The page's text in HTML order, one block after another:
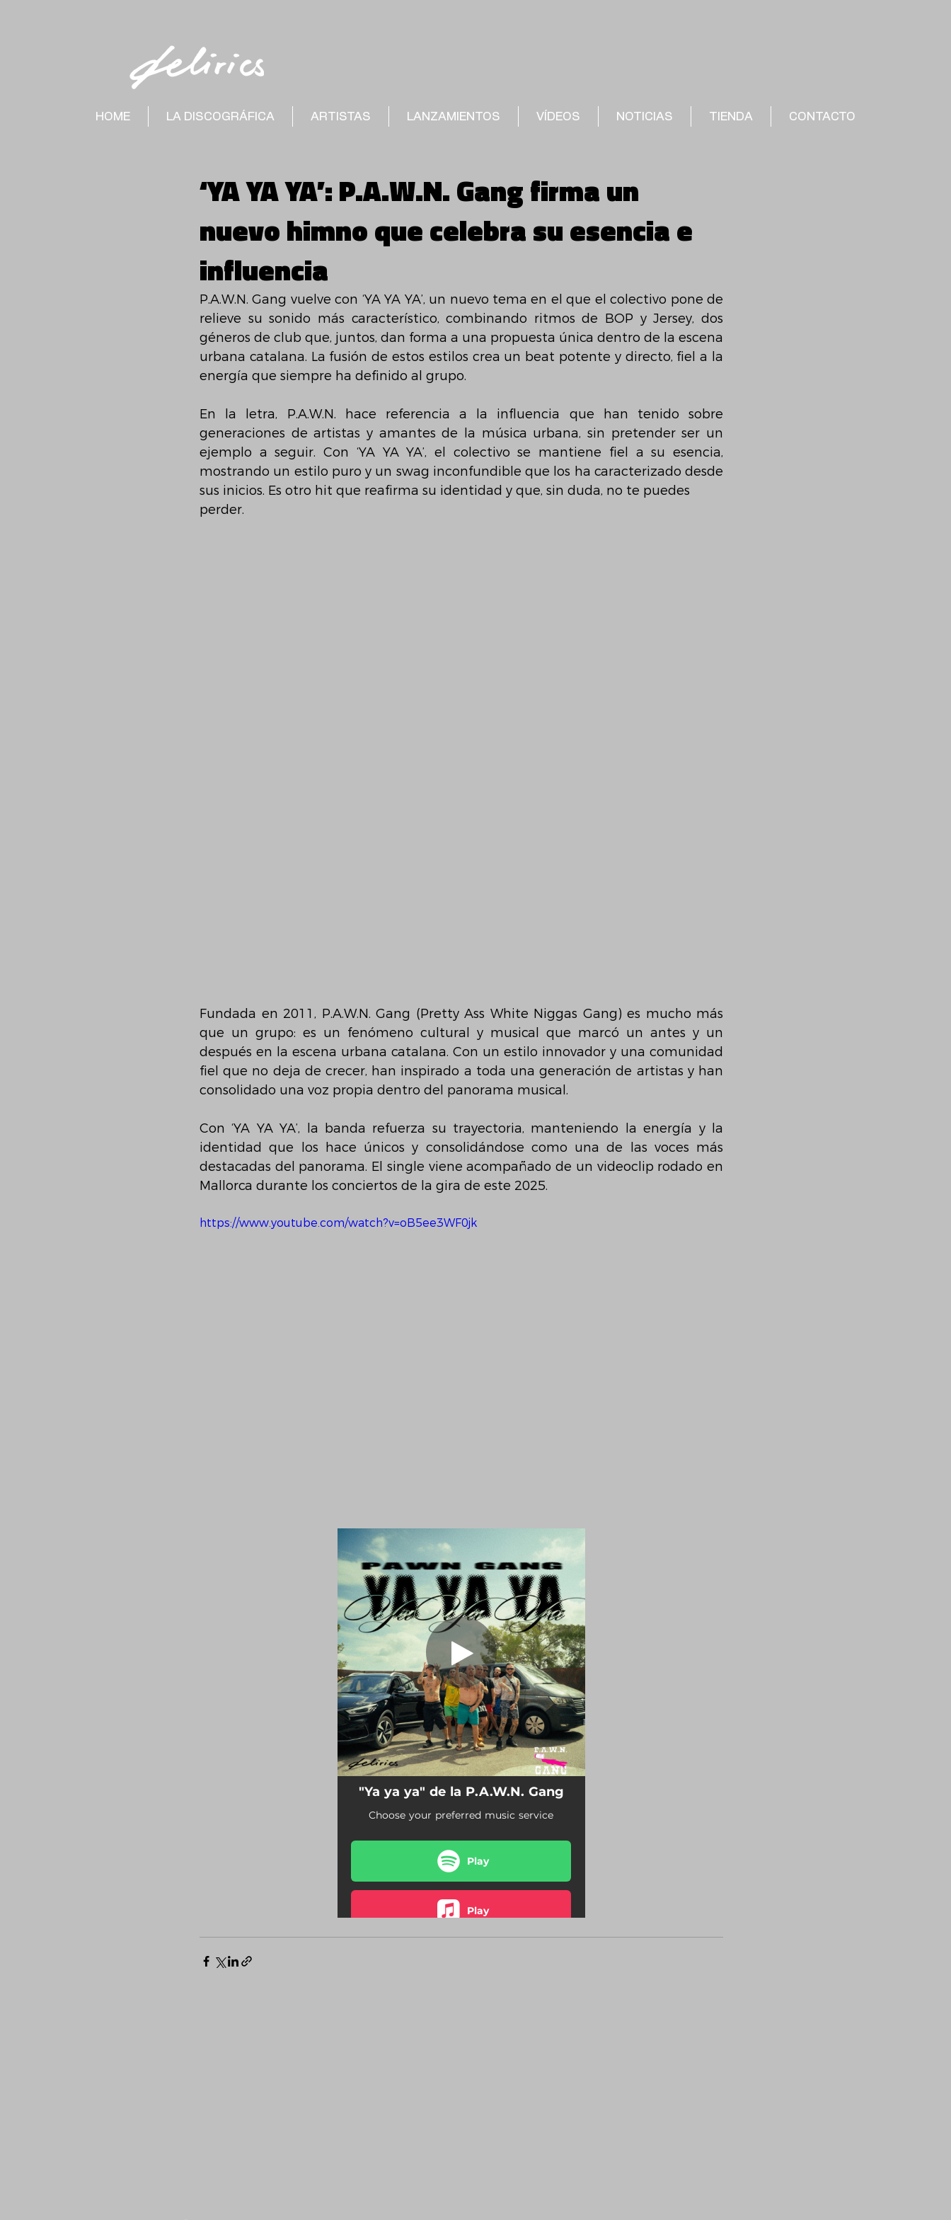
HOME LA DISCOGRÁFICA ARTISTAS LANZAMIENTOS VÍDEOS NOTICIAS TIENDA CONTACTO
‘YA YA YA’: P.A.W.N. Gang firma un
nuevo himno que celebra su esencia e
influencia
P.A.W.N. Gang vuelve con ‘YA YA YA’, un nuevo tema en el que el colectivo pone de
relieve su sonido más característico, combinando ritmos de BOP y Jersey, dos
géneros de club que, juntos, dan forma a una propuesta única dentro de la escena
urbana catalana. La fusión de estos estilos crea un beat potente y directo, fiel a la
energía que siempre ha definido al grupo.
En la letra, P.A.W.N. hace referencia a la influencia que han tenido sobre
generaciones de artistas y amantes de la música urbana, sin pretender ser un
ejemplo a seguir. Con ‘YA YA YA’, el colectivo se mantiene fiel a su esencia,
mostrando un estilo puro y un swag inconfundible que los ha caracterizado desde
sus inicios. Es otro hit que reafirma su identidad y que, sin duda, no te puedes
perder.
Fundada en 2011, P.A.W.N. Gang (Pretty Ass White Niggas Gang) es mucho más
que un grupo: es un fenómeno cultural y musical que marcó un antes y un
después en la escena urbana catalana. Con un estilo innovador y una comunidad
fiel que no deja de crecer, han inspirado a toda una generación de artistas y han
consolidado una voz propia dentro del panorama musical.
Con ‘YA YA YA’, la banda refuerza su trayectoria, manteniendo la energía y la
identidad que los hace únicos y consolidándose como una de las voces más
destacadas del panorama. El single viene acompañado de un videoclip rodado en
Mallorca durante los conciertos de la gira de este 2025.
https://www.youtube.com/watch?v=oB5ee3WF0jk